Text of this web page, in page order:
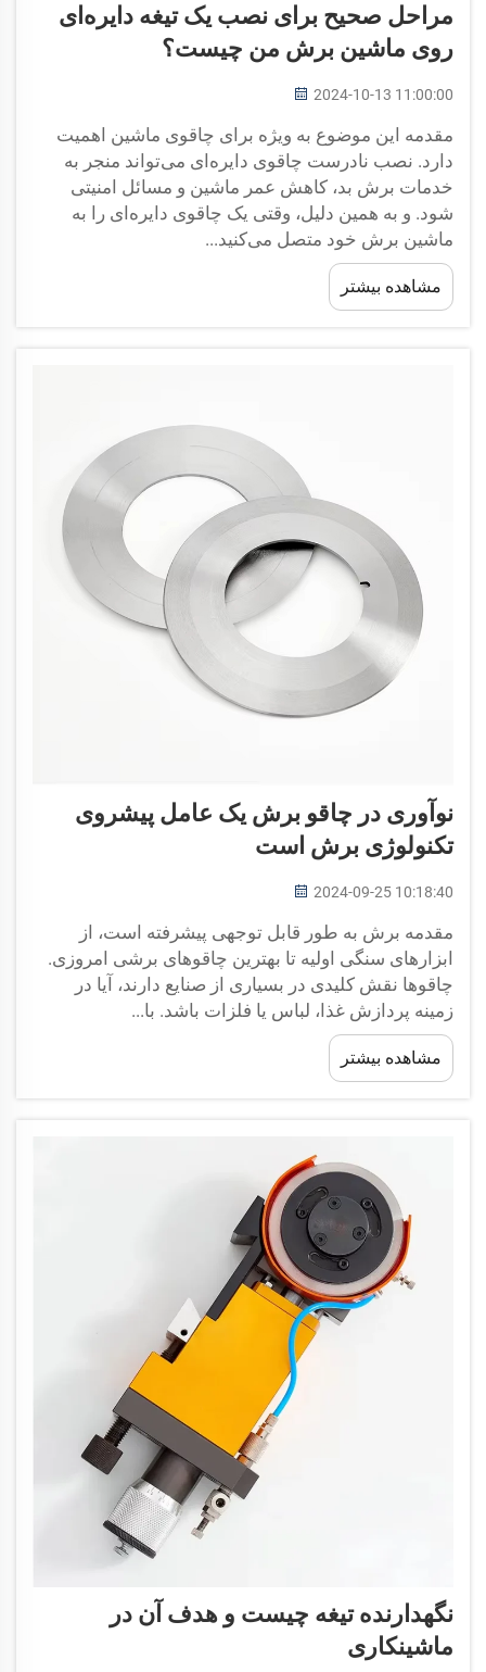
مراحل صحیح برای نصب یک تیغه دایره‌ای
روی ماشین برش من چیست؟
2024-10-13 11:00:00
مقدمه این موضوع به ویژه برای چاقوی ماشین اهمیت
دارد. نصب نادرست چاقوی دایره‌ای می‌تواند منجر به
خدمات برش بد، کاهش عمر ماشین و مسائل امنیتی
شود. و به همین دلیل، وقتی یک چاقوی دایره‌ای را به
ماشین برش خود متصل می‌کنید...
مشاهده بیشتر
نوآوری در چاقو برش یک عامل پیشروی
تکنولوژی برش است
2024-09-25 10:18:40
مقدمه برش به طور قابل توجهی پیشرفته است، از
ابزارهای سنگی اولیه تا بهترین چاقوهای برشی امروزی.
چاقوها نقش کلیدی در بسیاری از صنایع دارند، آیا در
زمینه پردازش غذا، لباس یا فلزات باشد. با...
مشاهده بیشتر
نگهدارنده تیغه چیست و هدف آن در
ماشینکاری